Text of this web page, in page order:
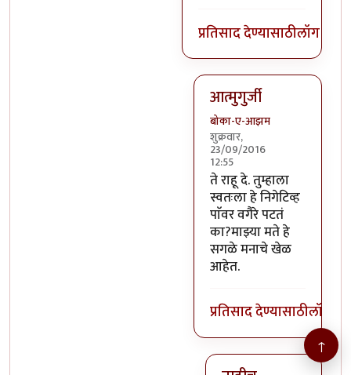
प्रतिसाद देण्यासाठीलॉग इन
आत्मुगुर्जी
बोका-ए-आझम
शुक्रवार,
23/09/2016
12:55
In reply to@तस्मात्
ते राहू दे. तुम्हाला
स्वतःला हे निगेटिव्ह
पाॅवर वगैरे पटतं
का?माझ्या मते हे
सगळे मनाचे खेळ
आहेत.
प्रतिसाद देण्यासाठीलॉग
↑